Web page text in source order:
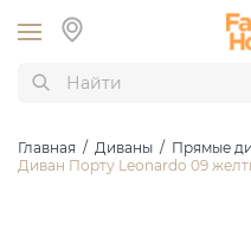
Главная / Диваны / Прямые
Диван Порту Leonardo 09